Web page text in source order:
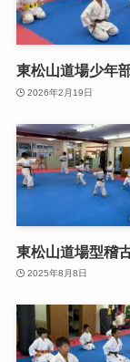
東松山道場少年
2026年2月19日
東松山道場型稽
2025年8月8日